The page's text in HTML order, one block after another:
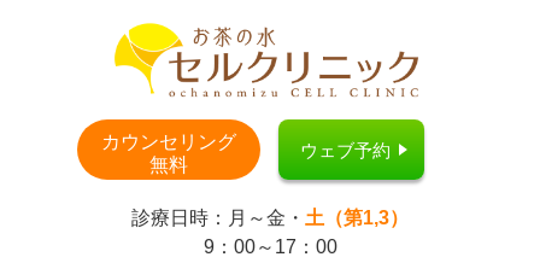
カウンセリング
無料
ウェブ予約
診療日時：月～金・ 土（第1,3）
9：00～17：00